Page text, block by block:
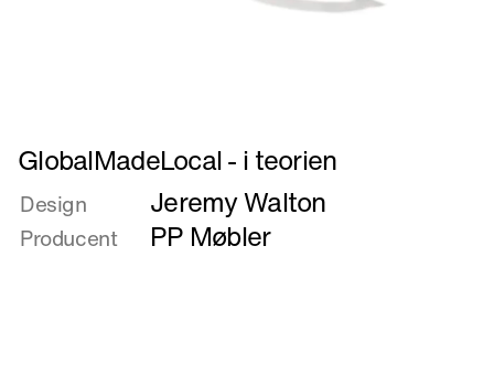
Læs
mere
om
GlobalMadeLocal
-
GlobalMadeLocal - i teorien
Design Jeremy Walton
Producent PP Møbler